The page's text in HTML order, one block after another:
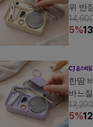
위 반
5%
한땀
바느
5%